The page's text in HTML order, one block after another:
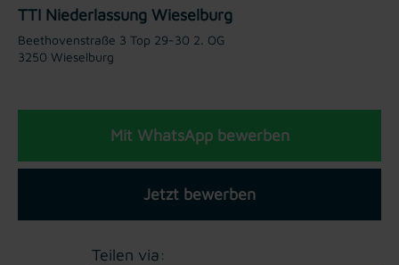
TTI Niederlassung Wieselburg
Beethovenstraße 3 Top 29-30 2. OG
3250 Wieselburg
Mit WhatsApp bewerben
Jetzt bewerben
Teilen via: